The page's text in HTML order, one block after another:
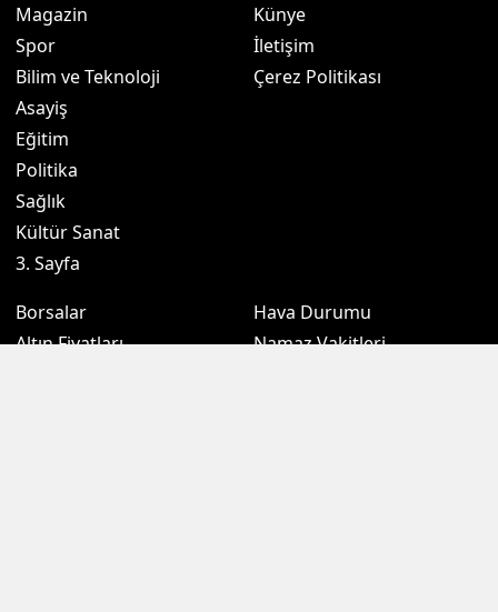
Magazin
Spor
Bilim ve Teknoloji
Asayiş
Eğitim
Politika
Sağlık
Kültür Sanat
3. Sayfa
Künye
İletişim
Çerez Politikası
Borsalar
Altın Fiyatları
Hava Durumu
Namaz Vakitleri